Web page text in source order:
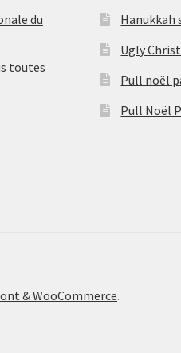
du
toutes
Hanukkah
Ugly
Pull noël
Pull Noël
& WooCommerce.